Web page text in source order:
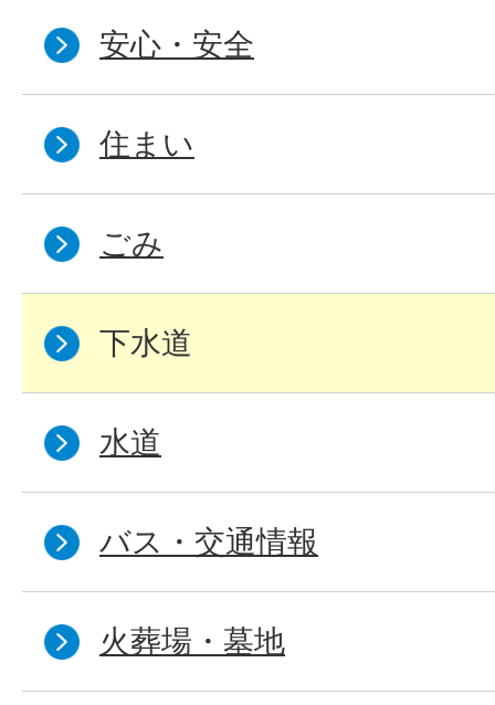
安心・安全
住まい
ごみ
下水道
水道
バス・交通情報
火葬場・墓地